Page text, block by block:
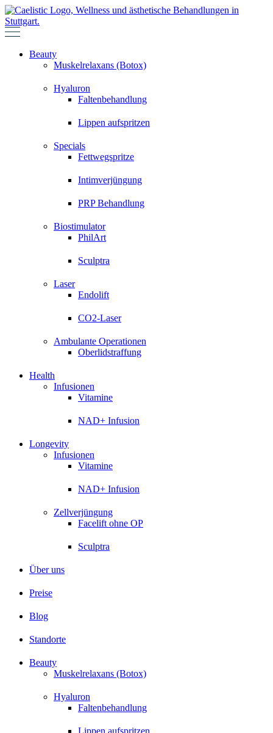
Zum
Inhalt
springen
Beauty
Muskelrelaxans (Botox)
Hyaluron
Faltenbehandlung
Lippen aufspritzen
Specials
Fettwegspritze
Intimverjüngung
PRP Behandlung
Biostimulator
PhilArt
Sculptra
Laser
Endolift
CO2-Laser
Ambulante Operationen
Oberlidstraffung
Health
Infusionen
Vitamine
NAD+ Infusion
Longevity
Infusionen
Vitamine
NAD+ Infusion
Zellverjüngung
Facelift ohne OP
Sculptra
Über uns
Preise
Blog
Standorte
Beauty
Muskelrelaxans (Botox)
Hyaluron
Faltenbehandlung
Lippen aufspritzen